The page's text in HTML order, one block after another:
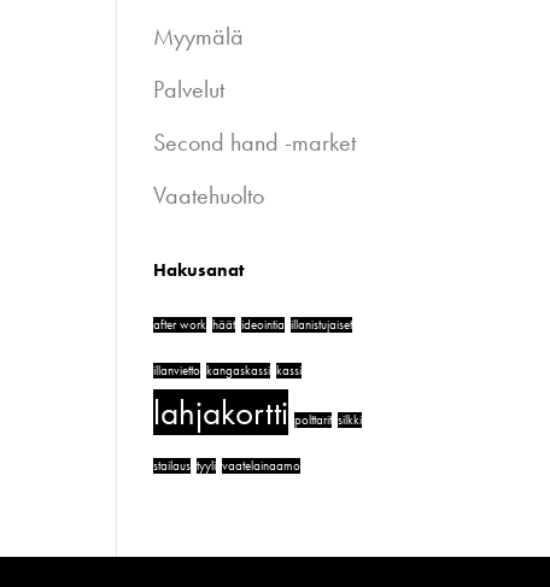
Myymälä
Palvelut
Second hand -market
Vaatehuolto
Hakusanat
after work häät ideointia illanistujaiset
illanvietto kangaskassi kassi
lahjakortti polttarit silkki
stailaus tyyli vaatelainaamo